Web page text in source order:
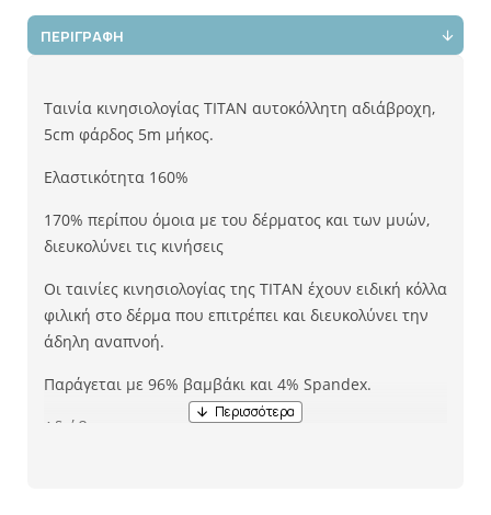
ΠΕΡΙΓΡΑΦΗ
Ταινία κινησιολογίας TITAN αυτοκόλλητη αδιάβροχη,
5cm φάρδος 5m μήκος.
Ελαστικότητα 160%
170% περίπου όμοια με του δέρματος και των μυών,
διευκολύνει τις κινήσεις
Οι ταινίες κινησιολογίας της ΤITAN έχουν ειδική κόλλα
φιλική στο δέρμα που επιτρέπει και διευκολύνει την
άδηλη αναπνοή.
Παράγεται με 96% βαμβάκι και 4% Spandex.
Αδιάβροχο στην πισίνα και το ντους.